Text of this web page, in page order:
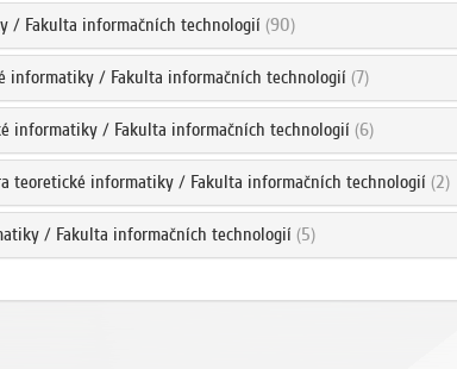
/ Fakulta informačních technologií (90)
informatiky / Fakulta informačních technologií (7)
informatiky / Fakulta informačních technologií (6)
teoretické informatiky / Fakulta informačních technologií (2)
/ Fakulta informačních technologií (5)